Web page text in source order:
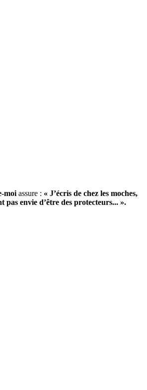
moi assure : « J’écris de chez les moches,
pas envie d’être des protecteurs... ».